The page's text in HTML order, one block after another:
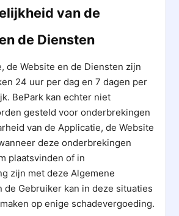
van de
de Diensten
de Website en de Diensten zijn
24 uur per dag en 7 dagen per
BePark kan echter niet
gesteld voor onderbrekingen
van de Applicatie, de Website
deze onderbrekingen
plaatsvinden of in
zijn met deze Algemene
de Gebruiker kan in deze situaties
op enige schadevergoeding.